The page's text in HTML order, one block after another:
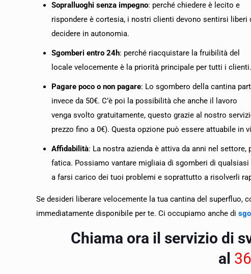
Sopralluoghi senza impegno: perché chiedere è lecito e
rispondere è cortesia, i nostri clienti devono sentirsi liberi
decidere in autonomia.
Sgomberi entro 24h: perché riacquistare la fruibilità del
locale velocemente è la priorità principale per tutti i clienti.
Pagare poco o non pagare: Lo sgombero della cantina
invece da 50€. C’è poi la possibilità che anche il lavoro
venga svolto gratuitamente, questo grazie al nostro
prezzo fino a 0€). Questa opzione può essere attuabile in
Affidabilità: La nostra azienda è attiva da anni nel
fatica. Possiamo vantare migliaia di sgomberi di
a farsi carico dei tuoi problemi e soprattutto a risolverli
Se desideri liberare velocemente la tua cantina del
immediatamente disponibile per te. Ci occupiamo anche di
Chiama ora il servizio di
al